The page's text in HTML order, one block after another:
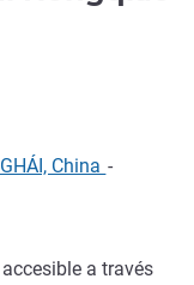
China -
a través